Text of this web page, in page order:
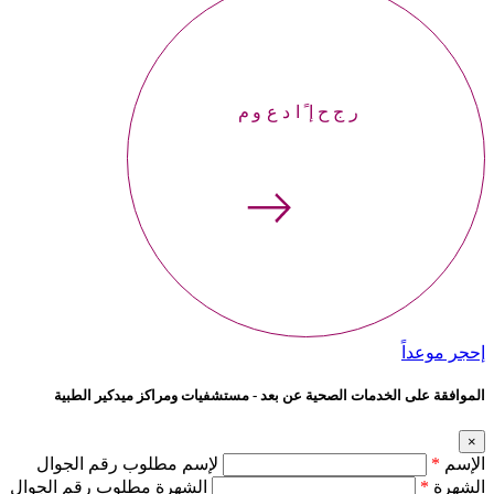
إحجر موعداً
إحجر موعداً
الموافقة على الخدمات الصحية عن بعد - مستشفيات ومراكز ميدكير الطبية
×
الإسم *
لإسم مطلوب رقم الجوال
الشهرة * الشهرة مطلوب رقم الجوال